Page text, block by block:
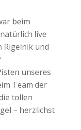
beim
live
Rigelnik und
unseres
Team der
tollen
– herzlichst